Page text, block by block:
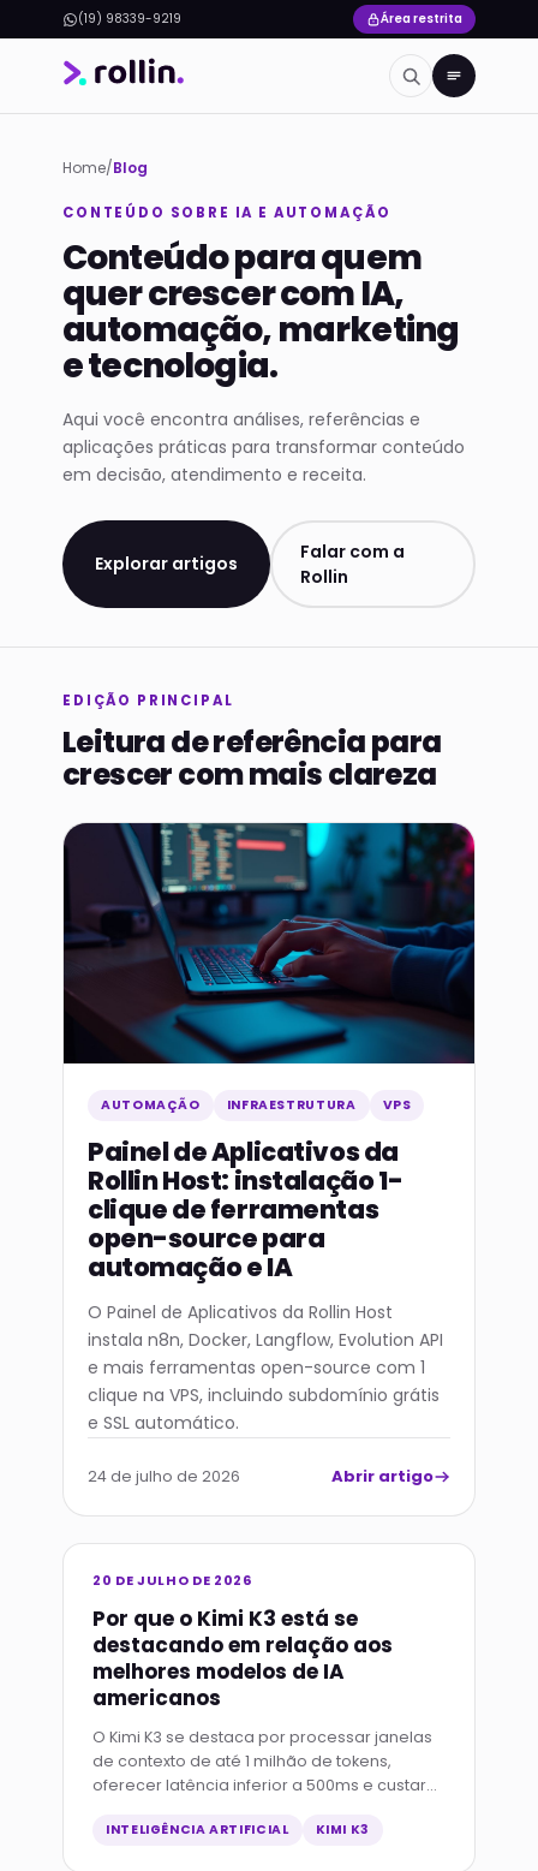
(19) 98339-9219 Área restrita
Home/Blog
CONTEÚDO SOBRE IA E AUTOMAÇÃO
Conteúdo para quem
quer crescer com IA,
automação, marketing
e tecnologia.
Aqui você encontra análises, referências e
aplicações práticas para transformar conteúdo
em decisão, atendimento e receita.
Explorar artigos
Falar com a
Rollin
EDIÇÃO PRINCIPAL
Leitura de referência para
crescer com mais clareza
AUTOMAÇÃO INFRAESTRUTURA VPS
Painel de Aplicativos da
Rollin Host: instalação 1-
clique de ferramentas
open-source para
automação e IA
O Painel de Aplicativos da Rollin Host
instala n8n, Docker, Langflow, Evolution API
e mais ferramentas open-source com 1
clique na VPS, incluindo subdomínio grátis
e SSL automático.
24 de julho de 2026 Abrir artigo
20 DE JULHO DE 2026
Por que o Kimi K3 está se
destacando em relação aos
melhores modelos de IA
americanos
O Kimi K3 se destaca por processar janelas
de contexto de até 1 milhão de tokens,
oferecer latência inferior a 500ms e custar
tarefas longas.
INTELIGÊNCIA ARTIFICIAL KIMI K3